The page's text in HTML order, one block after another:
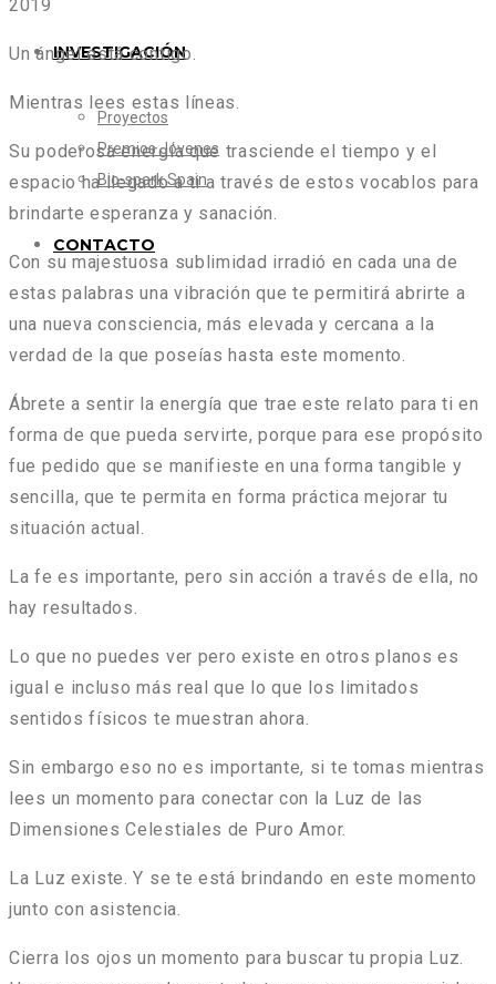
INVESTIGACIÓN
Proyectos
Premios Jóvenes
Bio-spark Spain
CONTACTO
2019
Un ángel está contigo.
Mientras lees estas líneas.
Su poderosa energía que trasciende el tiempo y el
espacio ha llegado a ti a través de estos vocablos para
brindarte esperanza y sanación.
Con su majestuosa sublimidad irradió en cada una de
estas palabras una vibración que te permitirá abrirte a
una nueva consciencia, más elevada y cercana a la
verdad de la que poseías hasta este momento.
Ábrete a sentir la energía que trae este relato para ti en
forma de que pueda servirte, porque para ese propósito
fue pedido que se manifieste en una forma tangible y
sencilla, que te permita en forma práctica mejorar tu
situación actual.
La fe es importante, pero sin acción a través de ella, no
hay resultados.
Lo que no puedes ver pero existe en otros planos es
igual e incluso más real que lo que los limitados
sentidos físicos te muestran ahora.
Sin embargo eso no es importante, si te tomas mientras
lees un momento para conectar con la Luz de las
Dimensiones Celestiales de Puro Amor.
La Luz existe. Y se te está brindando en este momento
junto con asistencia.
Cierra los ojos un momento para buscar tu propia Luz.